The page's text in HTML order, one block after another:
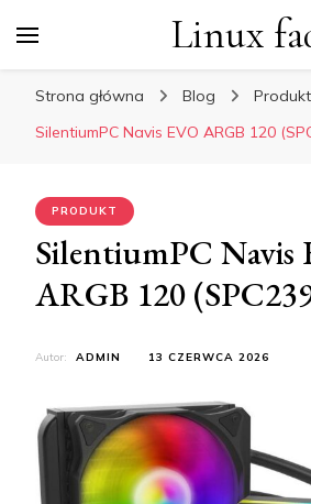
Linux
Strona główna Blog
Produkt
SilentiumPC Navis EVO ARGB 120
PRODUKT
SilentiumPC Navis
ARGB 120
Autor: ADMIN 13 CZERWCA 2026